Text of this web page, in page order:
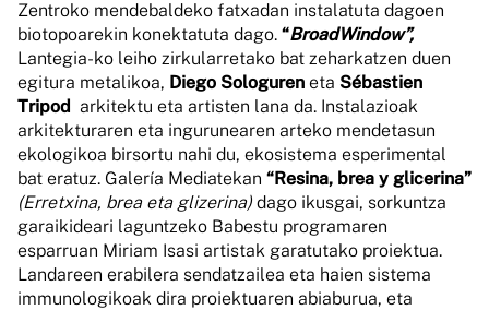
Zentroko mendebaldeko fatxadan instalatuta dagoen
biotopoarekin konektatuta dago. “BroadWindow”,
Lantegia-ko leiho zirkularretako bat zeharkatzen duen
egitura metalikoa, Diego Sologuren eta Sébastien
Tripod arkitektu eta artisten lana da. Instalazioak
arkitekturaren eta ingurunearen arteko mendetasun
ekologikoa birsortu nahi du, ekosistema esperimental
bat eratuz. Galería Mediatekan “Resina, brea y glicerina”
(Erretxina, brea eta glizerina) dago ikusgai, sorkuntza
garaikideari laguntzeko Babestu programaren
esparruan Miriam Isasi artistak garatutako proiektua.
Landareen erabilera sendatzailea eta haien sistema
immunologikoak dira proiektuaren abiaburua, eta